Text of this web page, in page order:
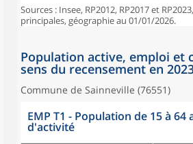
Sources : Insee, RP2012, RP2017 et
principales, géographie au 01/01/2026.
Population active, emploi et
sens du recensement en
Commune de Sainneville (76551)
EMP T1 - Population de 15 à 64
d'activité